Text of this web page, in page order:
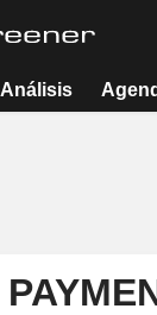
Análisis